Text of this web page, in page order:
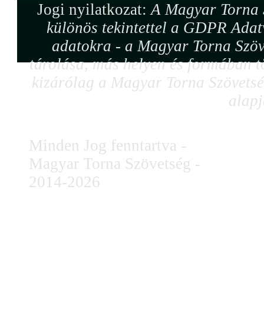
Jogi nyilatkozat:A Magyar Torna
különös tekintettel a GDPR
adatokra - a Magyar Torna
tárolása, más helyen és formában
kizárólag a Magyar Torna
Minden Jog fenntartva -
Magyar Torna Szövetség -
2014-2026